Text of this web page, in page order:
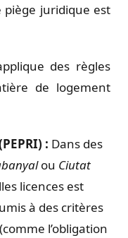
piège juridique est
des règles
de logement
: Dans des
ou Ciutat
licences est
à des critères
l’obligation